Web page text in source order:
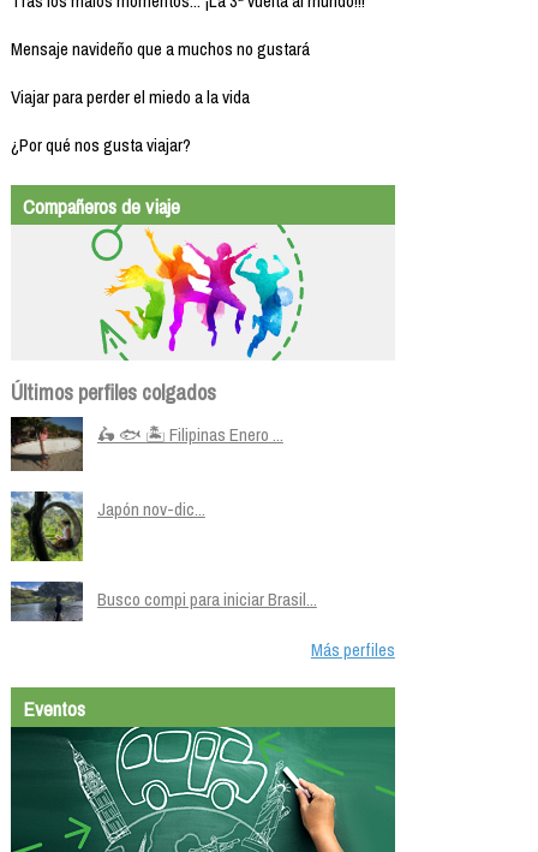
Mensaje navideño que a muchos no gustará
Viajar para perder el miedo a la vida
¿Por qué nos gusta viajar?
Compañeros de viaje
Últimos perfiles colgados
🛵 🐟 🏝️ Filipinas Enero ...
Japón nov-dic...
Busco compi para iniciar Brasil...
Más perfiles
Eventos